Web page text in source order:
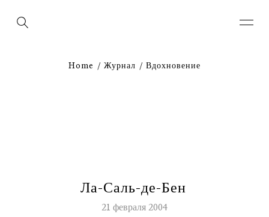
Home Журнал Вдохновение
Ла-Саль-де-Бен
21 февраля 2004